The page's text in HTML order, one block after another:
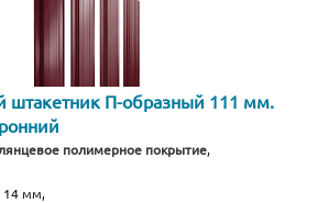
штакетник П-образный 111 мм.
полимерное покрытие,
14 мм,